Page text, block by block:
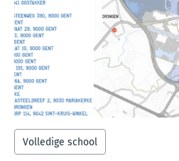
Volledige school